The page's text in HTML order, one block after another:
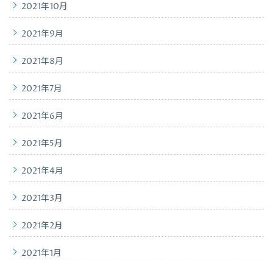
2021年10月
2021年9月
2021年8月
2021年7月
2021年6月
2021年5月
2021年4月
2021年3月
2021年2月
2021年1月